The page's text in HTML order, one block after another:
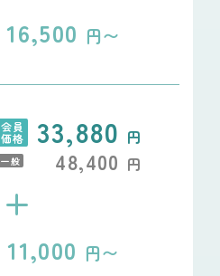
16,500 円〜
会員
価格 33,880 円
一般 48,400 円
+
11,000 円〜